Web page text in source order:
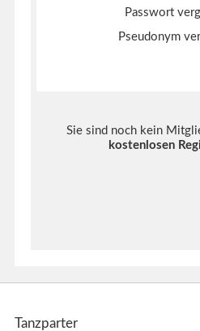
Passwort
Pseudonym
Sie sind noch kein
kostenlosen
Tanzparter